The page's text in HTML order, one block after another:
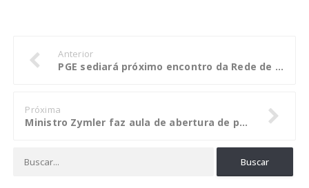
Anterior
PGE sediará próximo encontro da Rede de Controle de Gestão Pública
Próxima
Ministro Zymler faz aula de abertura de pós-graduação em Goiânia